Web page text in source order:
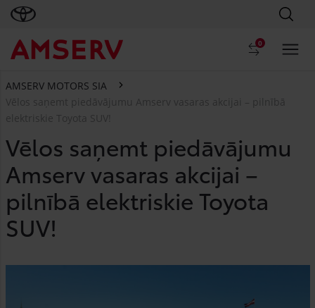
0
AMSERV MOTORS SIA
Vēlos saņemt piedāvājumu Amserv vasaras akcijai – pilnībā
elektriskie Toyota SUV!
Vēlos saņemt piedāvājumu
Amserv vasaras akcijai –
pilnībā elektriskie Toyota
SUV!